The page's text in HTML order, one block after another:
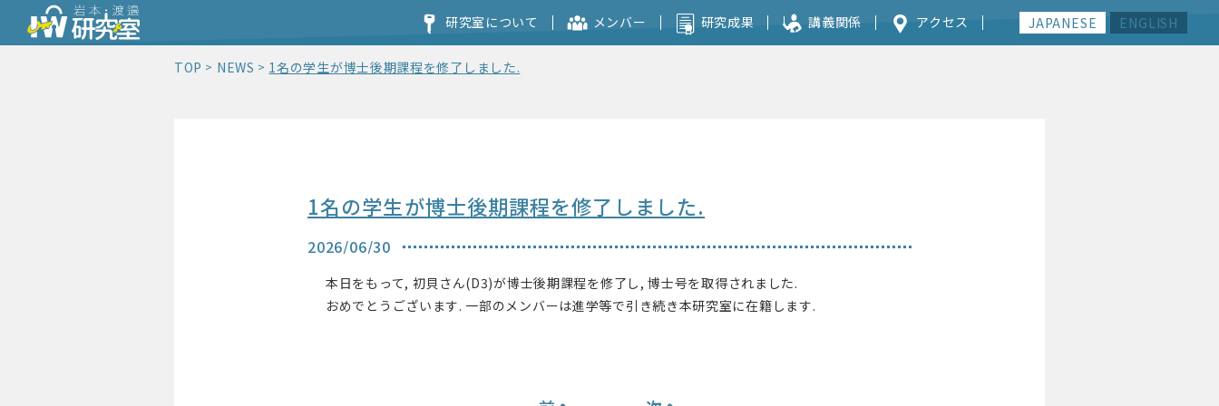
研究室について
コンセプト
メンバー 研究成果 講義関係 アクセス JAPANESE ENGLISH
TOP NEWS 1名の学生が博士後期課程を修了しました.
1名の学生が博士後期課程を修了しました.
2026/06/30
本日をもって, 初貝さん(D3)が博士後期課程を修了し, 博士号を取得されました.
おめでとうございます. 一部のメンバーは進学等で引き続き本研究室に在籍します.